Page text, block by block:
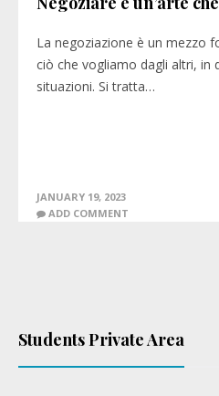
La negoziazione è un mezzo
ciò che vogliamo dagli altri, in
situazioni. Si tratta…
JANUARY 19, 2023
ADD COMMENT
Students Private Area